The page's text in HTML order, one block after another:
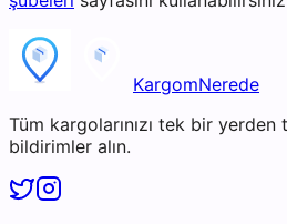
KargomNerede
Tüm kargolarınızı tek bir yerden
bildirimler alın.